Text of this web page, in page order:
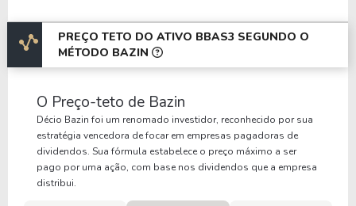
PREÇO TETO DO ATIVO BBAS3 SEGUNDO O
MÉTODO BAZIN
O Preço-teto de Bazin
Décio Bazin foi um renomado investidor, reconhecido por sua
estratégia vencedora de focar em empresas pagadoras de
dividendos. Sua fórmula estabelece o preço máximo a ser
pago por uma ação, com base nos dividendos que a empresa
distribui.